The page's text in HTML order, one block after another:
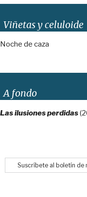
Viñetas y celuloide
Noche de caza
A fondo
Las ilusiones perdidas
Suscríbete al boletín de